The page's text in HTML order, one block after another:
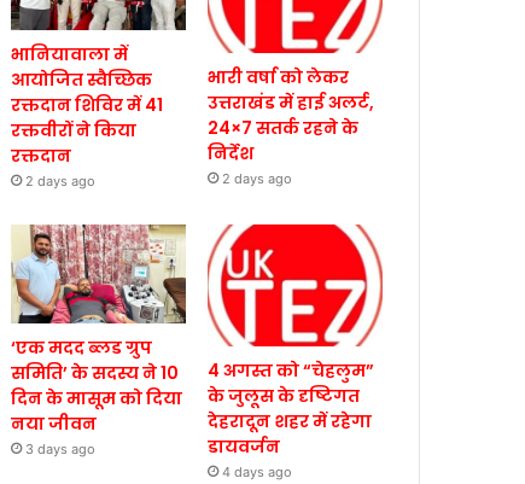
भानियावाला में
आयोजित स्वैच्छिक
रक्तदान शिविर में 41
रक्तवीरों ने किया
रक्तदान
2 days ago
भारी वर्षा को लेकर
उत्तराखंड में हाई अलर्ट,
24×7 सतर्क रहने के
निर्देश
2 days ago
‘एक मदद ब्लड ग्रुप
समिति’ के सदस्य ने 10
दिन के मासूम को दिया
नया जीवन
3 days ago
4 अगस्त को “चेहलुम”
के जुलूस के दृष्टिगत
देहरादून शहर में रहेगा
डायवर्जन
4 days ago